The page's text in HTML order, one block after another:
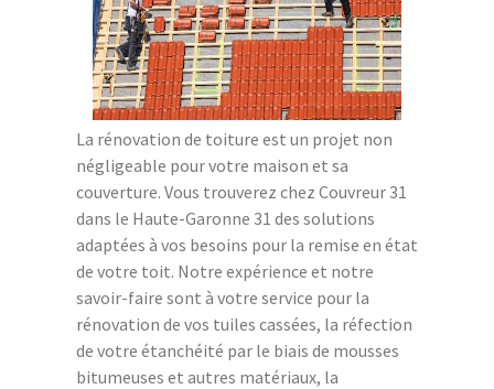
La rénovation de toiture est un projet non
négligeable pour votre maison et sa
couverture. Vous trouverez chez Couvreur 31
dans le Haute-Garonne 31 des solutions
adaptées à vos besoins pour la remise en état
de votre toit. Notre expérience et notre
savoir-faire sont à votre service pour la
rénovation de vos tuiles cassées, la réfection
de votre étanchéité par le biais de mousses
bitumeuses et autres matériaux, la